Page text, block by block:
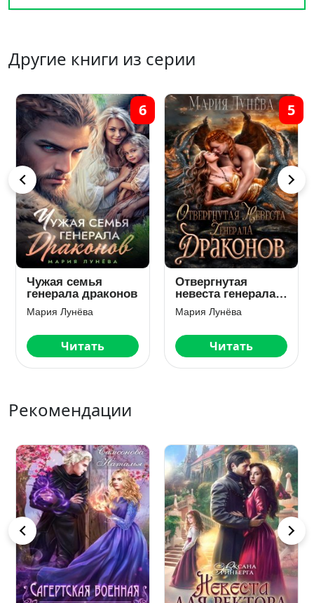
Другие книги из серии
Наваждение
генерала драконов
Мария Лунёва
Читать
3
Подаренная
чёрному дракону
Мария Лунёва
Читать
4
Рекомендации